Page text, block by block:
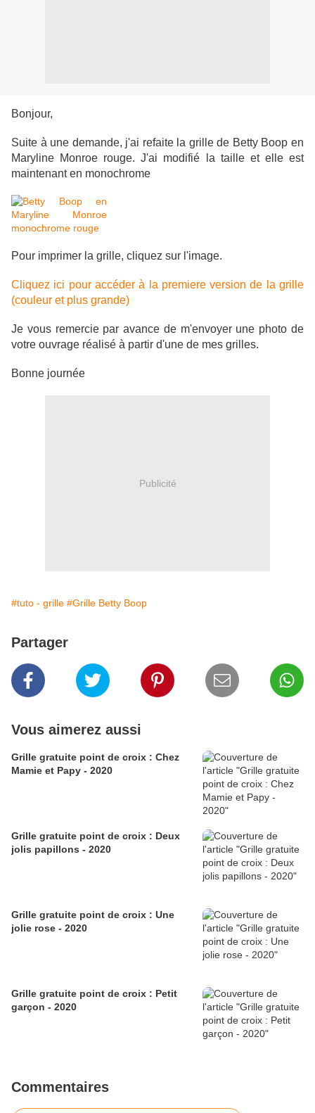
Bonjour,
Suite à une demande, j'ai refaite la grille de Betty Boop en
Maryline Monroe rouge. J'ai modifié la taille et elle est
maintenant en monochrome
Pour imprimer la grille, cliquez sur l'image.
Cliquez ici pour accéder à la premiere version de la grille
(couleur et plus grande)
Je vous remercie par avance de m'envoyer une photo de
votre ouvrage réalisé à partir d'une de mes grilles.
Bonne journée
Publicité
#tuto - grille #Grille Betty Boop
Partager
Vous aimerez aussi
Grille gratuite point de croix : Chez
Mamie et Papy - 2020
Grille gratuite point de croix : Deux
jolis papillons - 2020
Grille gratuite point de croix : Une
jolie rose - 2020
Grille gratuite point de croix : Petit
garçon - 2020
Commentaires